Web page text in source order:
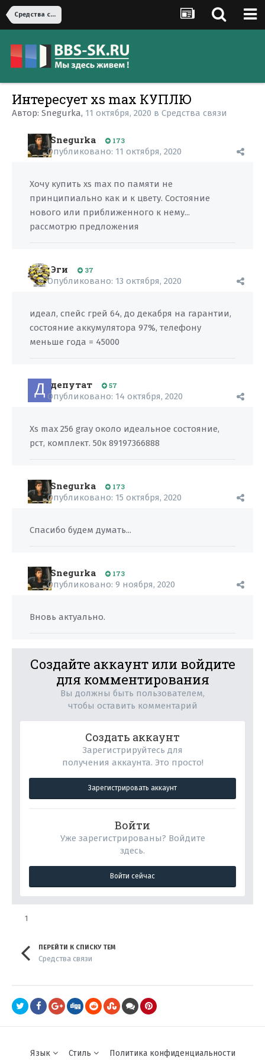
Средства связи
Интересует xs max КУПЛЮ
Автор: Snegurka, 11 октября, 2020 в Средства связи
Snegurka 173
Опубликовано: 11 октября, 2020
Хочу купить xs max по памяти не
принципиально как и к цвету. Состояние
нового или приближенного к нему...
рассмотрю предложения
Эги 37
Опубликовано: 13 октября, 2020
идеал, спейс грей 64, до декабря на гарантии,
состояние аккумулятора 97%, телефону
меньше года = 45000
депутат 57
Опубликовано: 14 октября, 2020
Xs max 256 gray около идеальное состояние,
рст, комплект. 50к 89197366888
Snegurka 173
Опубликовано: 15 октября, 2020
Спасибо будем думать...
Snegurka 173
Опубликовано: 9 ноября, 2020
Вновь актуально.
Создайте аккаунт или войдите
для комментирования
Вы должны быть пользователем,
чтобы оставить комментарий
Создать аккаунт
Зарегистрируйтесь для
получения аккаунта. Это просто!
Зарегистрировать аккаунт
Войти
Уже зарегистрированы? Войдите
здесь.
Войти сейчас
1
ПЕРЕЙТИ К СПИСКУ ТЕМ
Средства связи
Язык Стиль Политика конфиденциальности